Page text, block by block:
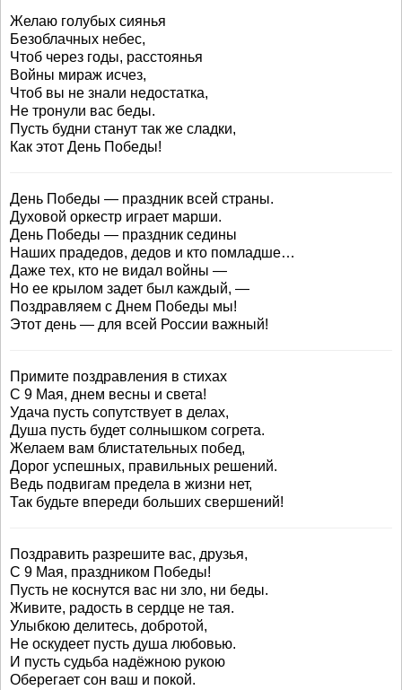
Желаю голубых сиянья
Безоблачных небес,
Чтоб через годы, расстоянья
Войны мираж исчез,
Чтоб вы не знали недостатка,
Не тронули вас беды.
Пусть будни станут так же сладки,
Как этот День Победы!
День Победы — праздник всей страны.
Духовой оркестр играет марши.
День Победы — праздник седины
Наших прадедов, дедов и кто помладше…
Даже тех, кто не видал войны —
Но ее крылом задет был каждый, —
Поздравляем с Днем Победы мы!
Этот день — для всей России важный!
Примите поздравления в стихах
С 9 Мая, днем весны и света!
Удача пусть сопутствует в делах,
Душа пусть будет солнышком согрета.
Желаем вам блистательных побед,
Дорог успешных, правильных решений.
Ведь подвигам предела в жизни нет,
Так будьте впереди больших свершений!
Поздравить разрешите вас, друзья,
С 9 Мая, праздником Победы!
Пусть не коснутся вас ни зло, ни беды.
Живите, радость в сердце не тая.
Улыбкою делитесь, добротой,
Не оскудеет пусть душа любовью.
И пусть судьба надёжною рукою
Оберегает сон ваш и покой.